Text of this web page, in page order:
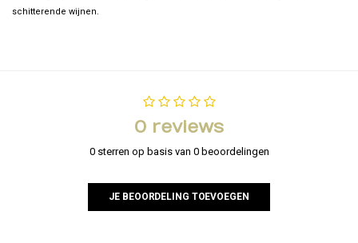
schitterende wijnen.
0 reviews
0 sterren op basis van 0 beoordelingen
JE BEOORDELING TOEVOEGEN